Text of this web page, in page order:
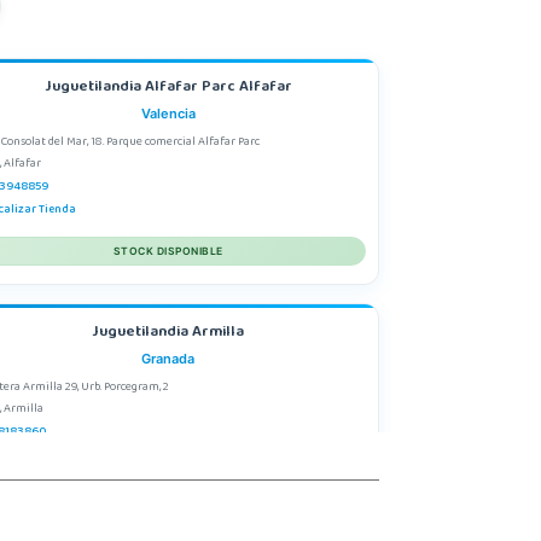
Juguetilandia Alfafar Parc Alfafar
Valencia
del Mar, 18. Parque comercial Alfafar Parc
Alfafar
Tienda
STOCK DISPONIBLE
Juguetilandia Armilla
Granada
Armilla 29, Urb. Porcegram, 2
Armilla